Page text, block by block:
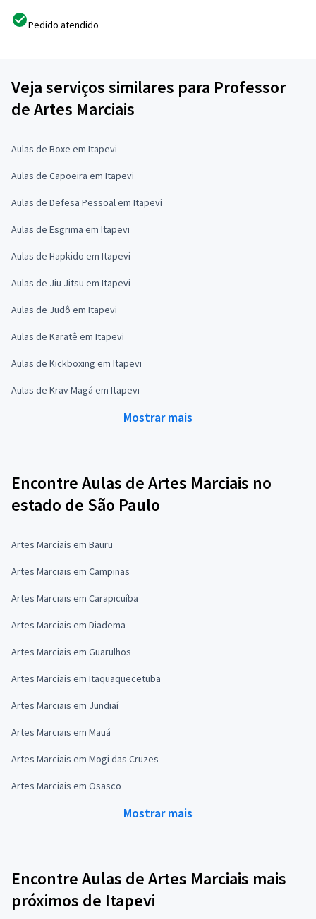
Pedido atendido
Veja serviços similares para Professor
de Artes Marciais
Aulas de Boxe em Itapevi
Aulas de Capoeira em Itapevi
Aulas de Defesa Pessoal em Itapevi
Aulas de Esgrima em Itapevi
Aulas de Hapkido em Itapevi
Aulas de Jiu Jitsu em Itapevi
Aulas de Judô em Itapevi
Aulas de Karatê em Itapevi
Aulas de Kickboxing em Itapevi
Aulas de Krav Magá em Itapevi
Mostrar mais
Encontre Aulas de Artes Marciais no
estado de São Paulo
Artes Marciais em Bauru
Artes Marciais em Campinas
Artes Marciais em Carapicuíba
Artes Marciais em Diadema
Artes Marciais em Guarulhos
Artes Marciais em Itaquaquecetuba
Artes Marciais em Jundiaí
Artes Marciais em Mauá
Artes Marciais em Mogi das Cruzes
Artes Marciais em Osasco
Mostrar mais
Encontre Aulas de Artes Marciais mais
próximos de Itapevi